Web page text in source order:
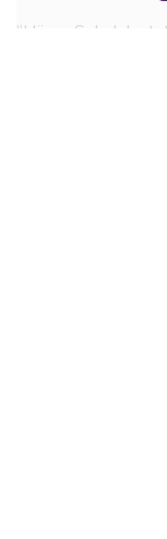
“Ujian Sekolah